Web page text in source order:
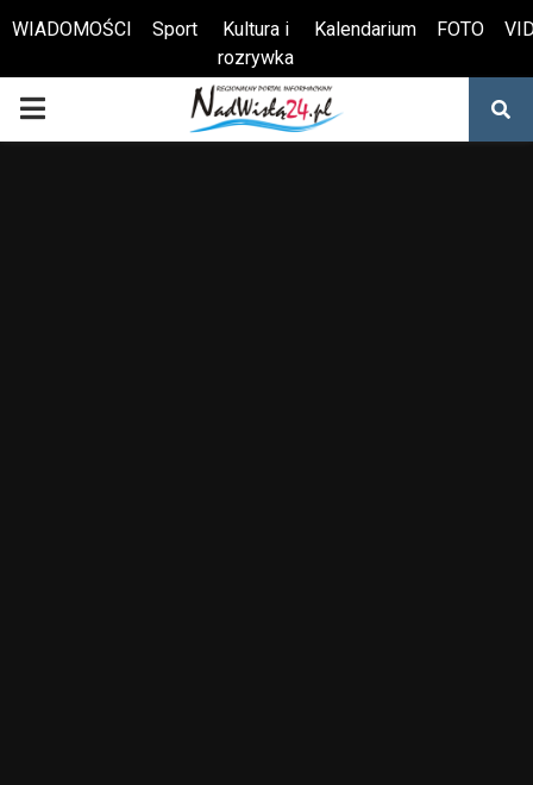
Otwórz pasek narzędzi
WIADOMOŚCI Sport
Kultura i
rozrywka
Kalendarium FOTO
PRIMARY